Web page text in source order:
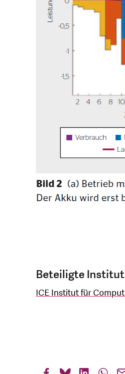
Beteiligte
ICE Institut für